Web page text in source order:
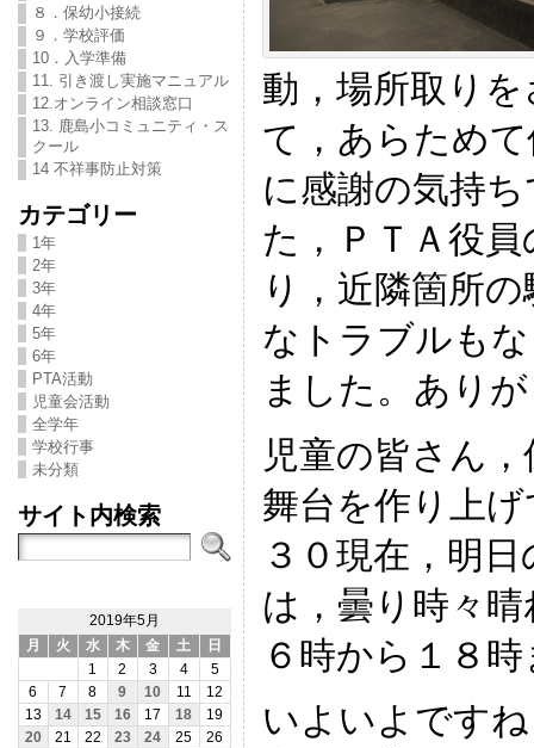
８．保幼小接続
９．学校評価
10．入学準備
11. 引き渡し実施マニュアル
12.オンライン相談窓口
13. 鹿島小コミュニティ・ス
クール
14 不祥事防止対策
カテゴリー
1年
2年
3年
4年
5年
6年
PTA活動
児童会活動
全学年
学校行事
未分類
サイト内検索
2019年5月
月
火 水 木 金 土 日
1 2 3 4
5
6
7 8 9 10 11
12
13
14 15 16 17 18
19
20
21 22 23 24 25
26
動，場所取り
て，あらため
に感謝の気持
た，ＰＴＡ役
り，近隣箇所
なトラブルも
ました。あり
児童の皆さん
舞台を作り上
３０現在，明
は，曇り時々
６時から１８
いよいよです